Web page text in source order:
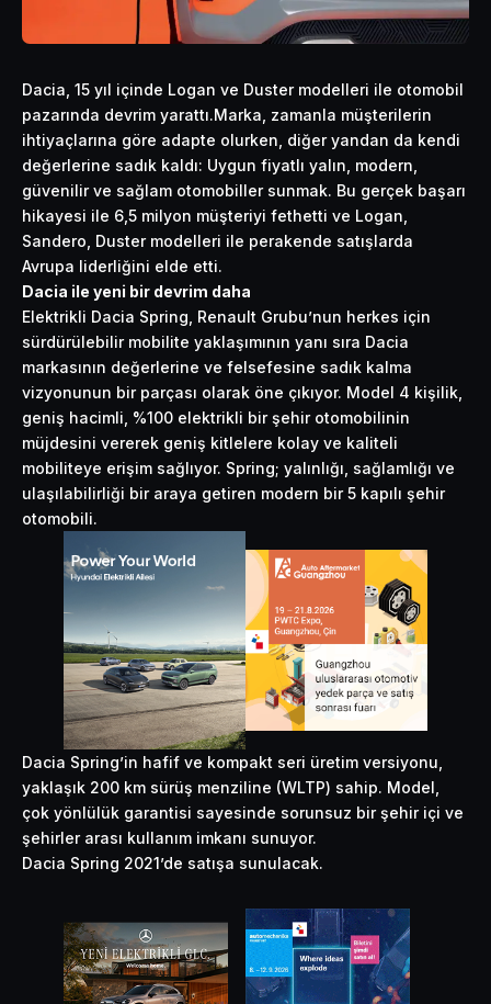
Dacia, 15 yıl içinde Logan ve Duster modelleri ile otomobil
pazarında devrim yarattı.Marka, zamanla müşterilerin
ihtiyaçlarına göre adapte olurken, diğer yandan da kendi
değerlerine sadık kaldı: Uygun fiyatlı yalın, modern,
güvenilir ve sağlam otomobiller sunmak. Bu gerçek başarı
hikayesi ile 6,5 milyon müşteriyi fethetti ve Logan,
Sandero, Duster modelleri ile perakende satışlarda
Avrupa liderliğini elde etti.
Dacia ile yeni bir devrim daha
Elektrikli Dacia Spring, Renault Grubu’nun herkes için
sürdürülebilir mobilite yaklaşımının yanı sıra Dacia
markasının değerlerine ve felsefesine sadık kalma
vizyonunun bir parçası olarak öne çıkıyor. Model 4 kişilik,
geniş hacimli, %100 elektrikli bir şehir otomobilinin
müjdesini vererek geniş kitlelere kolay ve kaliteli
mobiliteye erişim sağlıyor. Spring; yalınlığı, sağlamlığı ve
ulaşılabilirliği bir araya getiren modern bir 5 kapılı şehir
otomobili.
Dacia Spring’in hafif ve kompakt seri üretim versiyonu,
yaklaşık 200 km sürüş menziline (WLTP) sahip. Model,
çok yönlülük garantisi sayesinde sorunsuz bir şehir içi ve
şehirler arası kullanım imkanı sunuyor.
Dacia Spring 2021’de satışa sunulacak.